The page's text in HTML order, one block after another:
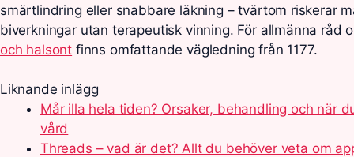
smärtlindring eller snabbare läkning – tvärtom riskerar
biverkningar utan terapeutisk vinning. För allmänna råd
och halsont finns omfattande vägledning från 1177.
Liknande inlägg
Mår illa hela tiden? Orsaker, behandling och när
vård
Threads – vad är det? Allt du behöver veta om